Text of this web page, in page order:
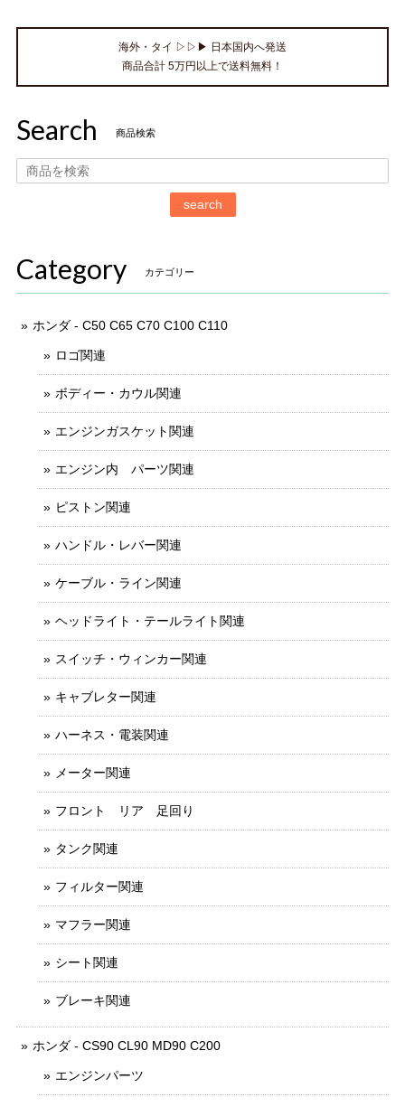
海外・タイ ▷▷▶ 日本国内へ発送
商品合計 5万円以上で送料無料！
Search 商品検索
search
Category カテゴリー
ホンダ - C50 C65 C70 C100 C110
ロゴ関連
ボディー・カウル関連
エンジンガスケット関連
エンジン内 パーツ関連
ピストン関連
ハンドル・レバー関連
ケーブル・ライン関連
ヘッドライト・テールライト関連
スイッチ・ウィンカー関連
キャブレター関連
ハーネス・電装関連
メーター関連
フロント リア 足回り
タンク関連
フィルター関連
マフラー関連
シート関連
ブレーキ関連
ホンダ - CS90 CL90 MD90 C200
エンジンパーツ